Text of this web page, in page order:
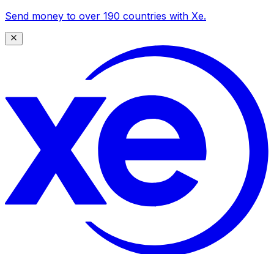
Send money to over 190 countries with Xe.